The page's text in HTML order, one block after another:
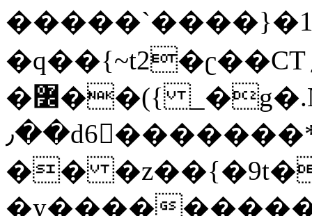
�q��{~t2�ʗ��CT؍���������{�~}ur����u�}o����(�:�j���=����{�۝Vo�An��J^��������M\M�'{{l�i
�߼��({ _�g�.Nfӻg����f7z91o^��̤^�>��2�`�:|#dk�{>�>>&�tsw�Nwo�?
٫��d6򆧇�������*��[|^]oo���NW~zz>�X&�u�=K?
��
�y����